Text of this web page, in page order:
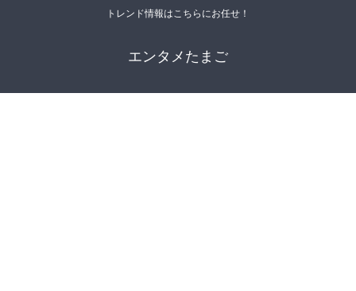
トレンド情報はこちらにお任せ！
エンタメたまご